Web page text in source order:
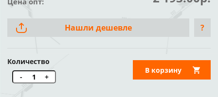
Нашли дешевле ?
Количество
-
+
В корзину